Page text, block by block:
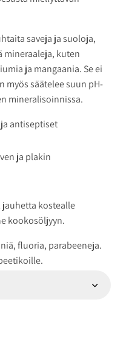
saveja ja suoloja,
mineraaleja, kuten
ja mangaania. Se ei
myös säätelee suun pH-
mineralisoinnissa.
antiseptiset
ja plakin
kostealle
kookosöljyyn.
fluoria, parabeeneja.